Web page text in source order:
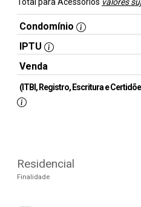
Condomínio
IPTU
Venda
(ITBI, Registro, Escritura e
Residencial
Finalidade